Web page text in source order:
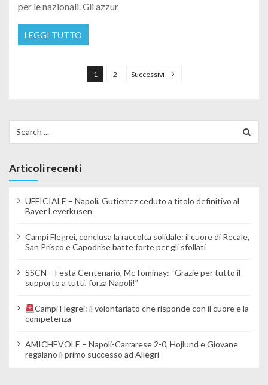
per le nazionali. Gli azzur
LEGGI TUTTO
1 2 Successivi
Articoli recenti
UFFICIALE – Napoli, Gutierrez ceduto a titolo definitivo al
Bayer Leverkusen
Campi Flegrei, conclusa la raccolta solidale: il cuore di Recale,
San Prisco e Capodrise batte forte per gli sfollati
SSCN – Festa Centenario, McTominay: “Grazie per tutto il
supporto a tutti, forza Napoli!”
Campi Flegrei: il volontariato che risponde con il cuore e la
competenza
AMICHEVOLE – Napoli-Carrarese 2-0, Hojlund e Giovane
regalano il primo successo ad Allegri